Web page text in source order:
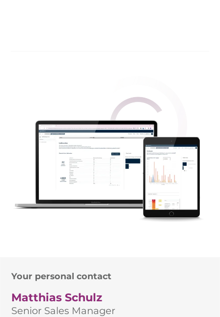
Your personal contact
Matthias Schulz
Senior Sales Manager